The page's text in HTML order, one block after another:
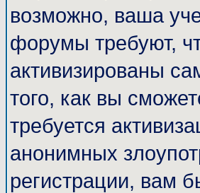
возможно, ваша
форумы требуют,
активизированы
того, как вы
требуется
анонимных
регистрации, вам